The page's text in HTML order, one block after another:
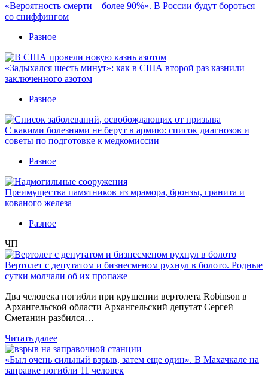
«Вероятность смерти – более 90%». В России будут бороться
со сниффингом
Разное
«Задыхался шесть минут»: как в США второй раз казнили
заключенного азотом
Разное
С какими болезнями не берут в армию: список диагнозов и
советы по подготовке к медкомиссии
Разное
Преимущества памятников из мрамора, бронзы, гранита и
кованого железа
Разное
ЧП
Вертолет с депутатом и бизнесменом рухнул в болото. Родные
сутки молчали об их пропаже
Два человека погибли при крушении вертолета Robinson в
Архангельской области Архангельский депутат Сергей
Сметанин разбился…
Читать далее
«Был очень сильный взрыв, затем еще один». В Махачкале на
заправке погибли 11 человек